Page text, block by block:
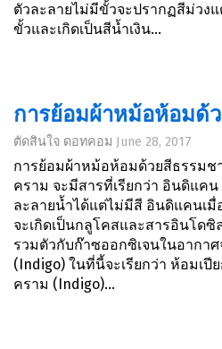
ตัวละลายไม่มีขั้วจะปรากฏสีม่วง
ขั้วและเกิดเป็นสีน้ำเงิน...
การย้อมผ้าหม้อห้อมด้
ตัดสินใจ ดอทคอม June 28, 2017
การย้อมผ้าหม้อห้อมด้วยสีธรรม
คราม จะมีสารที่เรียกว่า อินดิแค
ละลายน้ำได้แต่ไม่มีสี อินดิแคนเมื่
จะเกิดเป็นกลูโคสและสารอินโด
รวมตัวกับก๊าซออกซิเจนในอากาศ
(Indigo) ในที่นี้จะเรียกว่า ห้อมเปี
คราม (Indigo)...